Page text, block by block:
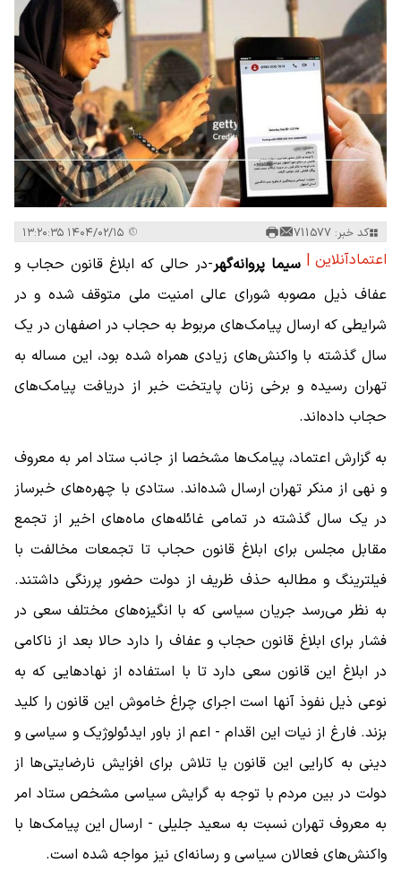
کد خبر: 711577
اعتمادآنلاین | سیما پروانه‌گهر-در حالی که ابلاغ قانون حجاب و
عفاف ذیل مصوبه شورای عالی امنیت ملی متوقف شده و در
شرایطی که ارسال پیامک‌های مربوط به حجاب در اصفهان در یک
سال گذشته با واکنش‌های زیادی همراه شده بود، این مساله به
تهران رسیده و برخی زنان پایتخت خبر از دریافت پیامک‌های
حجاب داده‌اند.
به گزارش اعتماد، پیامک‌ها مشخصا از جانب ستاد امر به معروف
و نهی از منکر تهران ارسال شده‌اند. ستادی با چهره‌های خبرساز
در یک سال گذشته در تمامی غائله‌های ماه‌های اخیر از تجمع
مقابل مجلس برای ابلاغ قانون حجاب تا تجمعات مخالفت با
فیلترینگ و مطالبه حذف ظریف از دولت حضور پررنگی داشتند.
به نظر می‌رسد جریان سیاسی که با انگیزه‌های مختلف سعی در
فشار برای ابلاغ قانون حجاب و عفاف را دارد حالا بعد از ناکامی
در ابلاغ این قانون سعی دارد تا با استفاده از نهادهایی که به
نوعی ذیل نفوذ آنها است اجرای چراغ خاموش این قانون را کلید
بزند. فارغ از نیات این اقدام - اعم از باور ایدئولوژیک و سیاسی و
دینی به کارایی این قانون یا تلاش برای افزایش نارضایتی‌ها از
دولت در بین مردم با توجه به گرایش سیاسی مشخص ستاد امر
به معروف تهران نسبت به سعید جلیلی - ارسال این پیامک‌ها با
واکنش‌های فعالان سیاسی و رسانه‌ای نیز مواجه شده است.